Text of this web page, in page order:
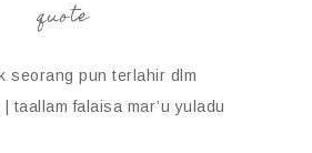
quote
seorang pun terlahir dlm
taallam falaisa mar’u yuladu